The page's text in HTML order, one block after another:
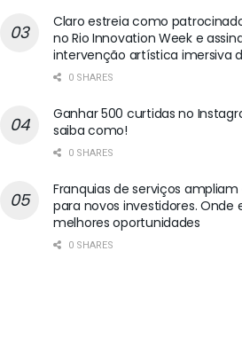
Claro estreia como
no Rio Innovation Week e
intervenção artística imersiva
0 SHARES
Ganhar 500 curtidas no
saiba como!
0 SHARES
Franquias de serviços
para novos investidores. Onde
melhores oportunidades
0 SHARES